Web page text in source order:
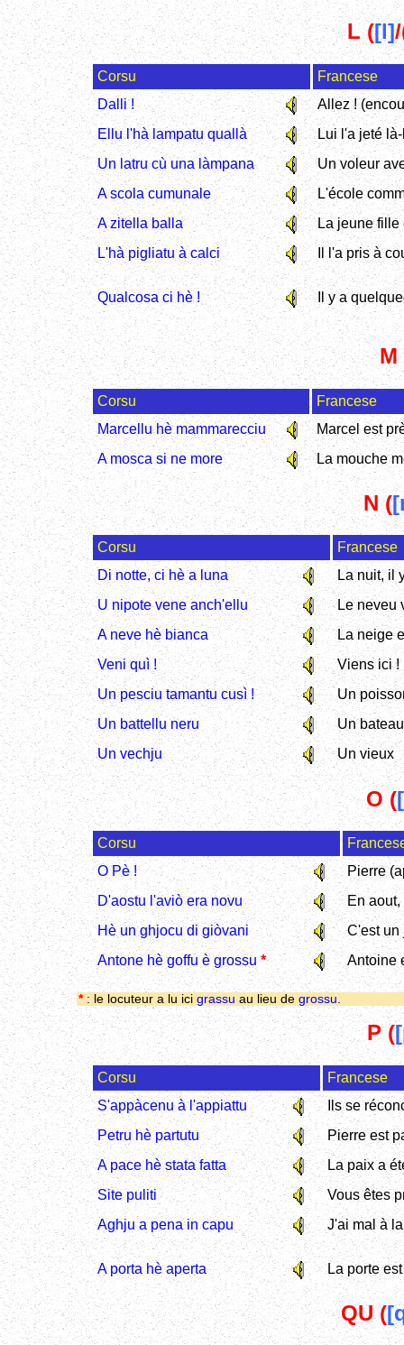
L ([l]
Corsu
Francese
Dalli !
Allez !
Ellu l'hà lampatu quallà
Lui l'a jeté
Un latru cù una làmpana
Un voleur
A scola cumunale
L'école
A zitella balla
La jeune fille
L'hà pigliatu à calci
Il l'a pris à
Qualcosa ci hè ! Il y a
M
Corsu
Francese
Marcellu hè mammarecciu
Marcel est
A mosca si ne more
La mouche
N (
Corsu
Francese
Di notte, ci hè a luna
La nuit, il
U nipote vene anch'ellu
Le neveu
A neve hè bianca
La neige
Veni quì !
Viens ici !
Un pesciu tamantu cusì !
Un
Un battellu neru
Un
Un vechju
Un vieux
O (
Corsu
O Pè !
Pierre
D'aostu l'aviò era novu
En
Hè un ghjocu di giòvani
C'est un
Antone hè goffu è grossu* Antoine
*: le locuteur a lu ici grassu au lieu de grossu.
P (
Corsu
Francese
S'appàcenu à l'appiattu
Ils se
Petru hè partutu
Pierre est
A pace hè stata fatta
La paix a
Site puliti
Vous êtes
Aghju a pena in capu
J'ai mal à
A porta hè aperta La porte
QU (